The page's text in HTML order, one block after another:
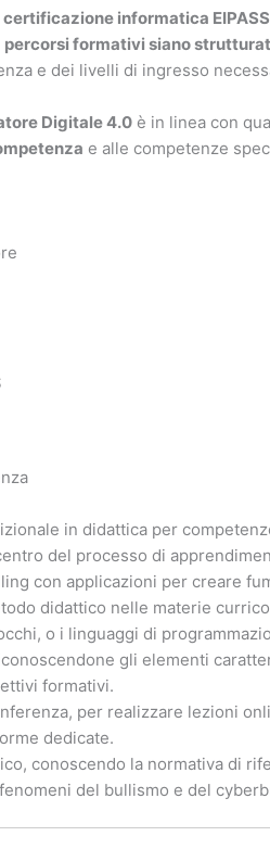
certificazione informatica
percorsi formativi siano
e dei livelli di ingresso
Digitale 4.0 è in linea con
e alle competenze
in didattica per
del processo di
con applicazioni per creare
didattico nelle materie
o i linguaggi di
gli elementi
formativi.
per realizzare lezioni
dedicate.
conoscendo la normativa di
del bullismo e del